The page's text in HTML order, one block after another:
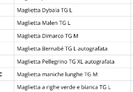
SPORTING CP